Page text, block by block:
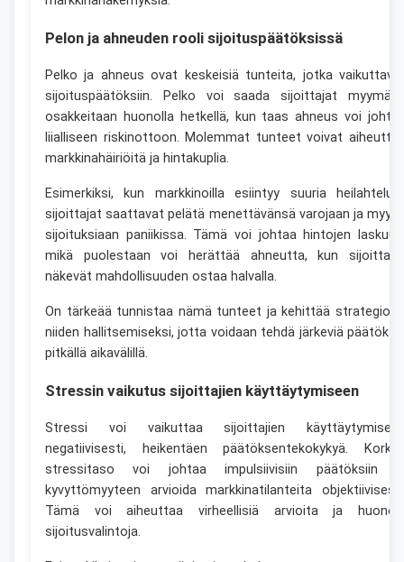
Pelon ja ahneuden rooli sijoituspäätöksissä
Pelko ja ahneus ovat keskeisiä tunteita, jotka
sijoituspäätöksiin. Pelko voi saada sijoittajat
osakkeitaan huonolla hetkellä, kun taas ahneus voi
liialliseen riskinottoon. Molemmat tunteet voivat
markkinahäiriöitä ja hintakuplia.
Esimerkiksi, kun markkinoilla esiintyy suuria
sijoittajat saattavat pelätä menettävänsä varojaan ja
sijoituksiaan paniikissa. Tämä voi johtaa hintojen
mikä puolestaan voi herättää ahneutta, kun
näkevät mahdollisuuden ostaa halvalla.
On tärkeää tunnistaa nämä tunteet ja kehittää
niiden hallitsemiseksi, jotta voidaan tehdä järkeviä
pitkällä aikavälillä.
Stressin vaikutus sijoittajien käyttäytymiseen
Stressi voi vaikuttaa sijoittajien
negatiivisesti, heikentäen päätöksentekokykyä.
stressitaso voi johtaa impulsiivisiin päätöksiin
kyvyttömyyteen arvioida markkinatilanteita
Tämä voi aiheuttaa virheellisiä arvioita ja
sijoitusvalintoja.